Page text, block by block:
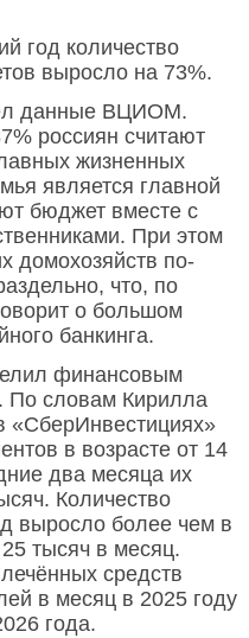
год количество
выросло на 73%.
данные ВЦИОМ.
россиян считают
жизненных
является главной
бюджет вместе с
При этом
домохозяйств по-
что, по
о большом
банкинга.
финансовым
По словам Кирилла
«СберИнвестициях»
в возрасте от 14
два месяца их
Количество
выросло более чем в
тысяч в месяц.
средств
в месяц в 2025 году
года.